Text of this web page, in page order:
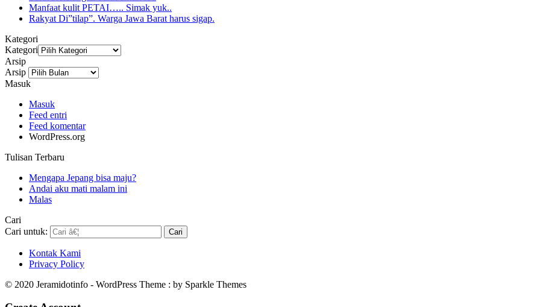
Manfaat kulit PETAI….. Simak yuk..
Rakyat Di”tilap”. Warga Jawa Barat harus sigap.
Kategori
Kategori
Arsip
Arsip
Masuk
Masuk
Feed entri
Feed komentar
WordPress.org
Tulisan Terbaru
Mengapa Jepang bisa maju?
Andai aku mati malam ini
Malas
Cari
Cari untuk:
Kontak Kami
Privacy Policy
© 2020 Jeramidotinfo - WordPress Theme : by Sparkle Themes